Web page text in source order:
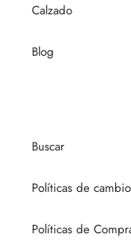
Calzado
Blog
Buscar
Políticas de
Políticas de